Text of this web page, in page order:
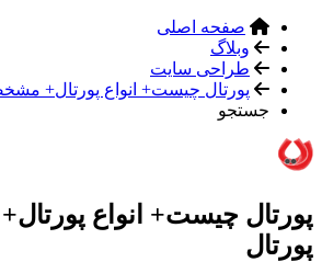
صفحه اصلی
وبلاگ
طراحی سایت
پورتال چیست+ انواع پورتال+
جستجو
پورتال چیست+ انواع
پورتال